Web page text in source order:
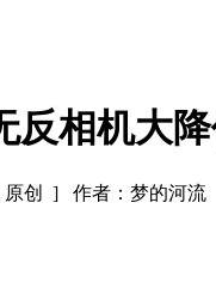
反相机大
原创 ] 作者：梦的河流